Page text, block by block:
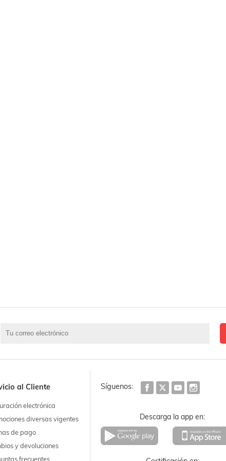
al Cliente
electrónica
diversas vigentes
de pago
y devoluciones
frecuentes
Síguenos:
Descarga la app en: